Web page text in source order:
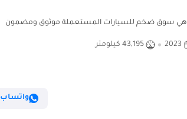
تويوتا فيلوز GX كارس24 هي سوق ضخم للسيارات المستعملة موثوق ومضمون
2023 43,195 كيلومتر
واتساب